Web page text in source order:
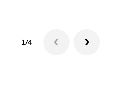
1/4